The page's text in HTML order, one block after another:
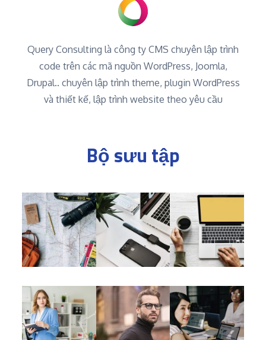
Query Consulting là công ty CMS chuyên lập trình
code trên các mã nguồn WordPress, Joomla,
Drupal.. chuyên lập trình theme, plugin WordPress
và thiết kế, lập trình website theo yêu cầu
Bộ sưu tập